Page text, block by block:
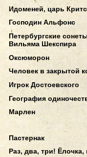
Идоменей, царь
Господин Альфонс
Петербургские сонеты
Вильяма Шекспира
Оксюморон
Человек в закрытой
Игрок Достоевского
География
Марлен
Пастернак
Раз, два, три! Ёлочка,